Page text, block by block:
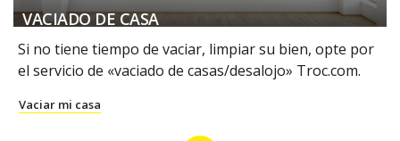
VACIADO DE CASA
Si no tiene tiempo de vaciar, limpiar su bien, opte por
el servicio de «vaciado de casas/desalojo» Troc.com.
Vaciar mi casa